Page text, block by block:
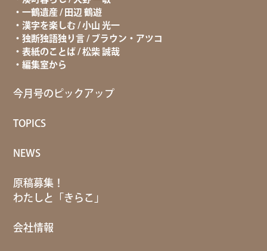
一鶴遺産 / 田辺 鶴遊
漢字を楽しむ / 小山 光一
独断独語独り言 / ブラウン・アツコ
表紙のことば / 松柴 誠哉
編集室から
今月号のピックアップ
TOPICS
NEWS
原稿募集！
わたしと「きらこ」
会社情報